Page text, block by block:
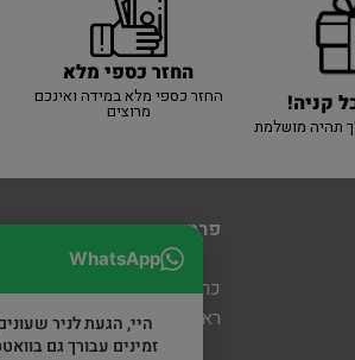
קניה!
תהיה מושלמת
החזר כספי מלא
החזר כספי מלא במידה ואינכם
מרוצים
פרטי יצירת קשר
כרמיאל: מעלה כמון 5 קניון חוצות
ראש פינה: דרך הגליל 6 (מתחם שופינה)
WhatsApp
היי, הגעת לניר
זמינים עבורך גם